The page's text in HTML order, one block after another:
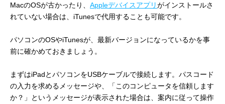
MacのOSが古かったり、 Appleデバイスアプリがインストールさ
れていない場合は、iTunesで代用することも可能です。
パソコンのOSやiTunesが、最新バージョンになっているかを事
前に確かめておきましょう。
まずはiPadとパソコンをUSBケーブルで接続します。パスコード
の入力を求めるメッセージや、「このコンピュータを信頼します
か？」というメッセージが表示された場合は、案内に従って操作